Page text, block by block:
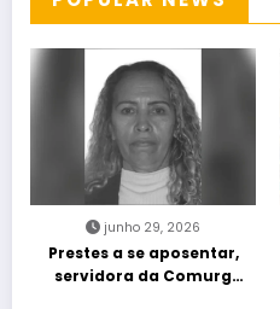
junho 29, 2026
Prestes a se aposentar,
servidora da Comurg